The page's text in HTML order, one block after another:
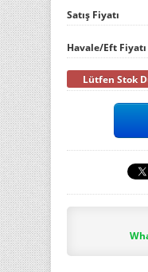
Satış Fiyatı
Havale/Eft Fiyatı
Lütfen Stok